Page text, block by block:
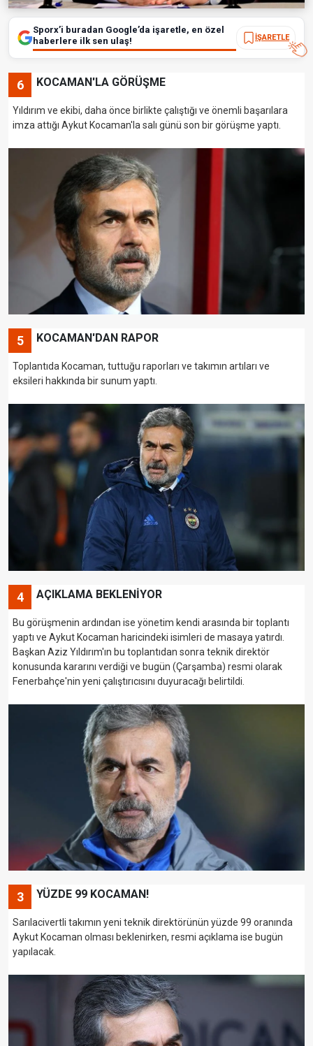
Sporx’i buradan Google’da işaretle, en özel
haberlere ilk sen ulaş!
İŞARETLE
6 KOCAMAN'LA GÖRÜŞME
Yıldırım ve ekibi, daha önce birlikte çalıştığı ve önemli başarılara
imza attığı Aykut Kocaman'la salı günü son bir görüşme yaptı.
5 KOCAMAN'DAN RAPOR
Toplantıda Kocaman, tuttuğu raporları ve takımın artıları ve
eksileri hakkında bir sunum yaptı.
4 AÇIKLAMA BEKLENİYOR
Bu görüşmenin ardından ise yönetim kendi arasında bir toplantı
yaptı ve Aykut Kocaman haricindeki isimleri de masaya yatırdı.
Başkan Aziz Yıldırım'ın bu toplantıdan sonra teknik direktör
konusunda kararını verdiği ve bugün (Çarşamba) resmi olarak
Fenerbahçe'nin yeni çalıştırıcısını duyuracağı belirtildi.
3 YÜZDE 99 KOCAMAN!
Sarılacivertli takımın yeni teknik direktörünün yüzde 99 oranında
Aykut Kocaman olması beklenirken, resmi açıklama ise bugün
yapılacak.